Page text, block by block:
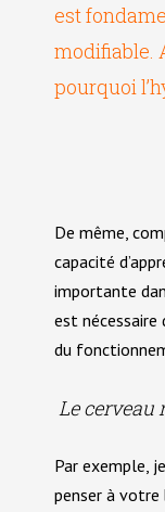
Stress et hypnose
Traumatisme et
Deuil et hypnose
Agoraphobie et
6 – Que s’est-il
est
modifiable.
pourquoi
De même,
capacité
importante
est nécessaire
du
Le
Par exemple,
penser à votre